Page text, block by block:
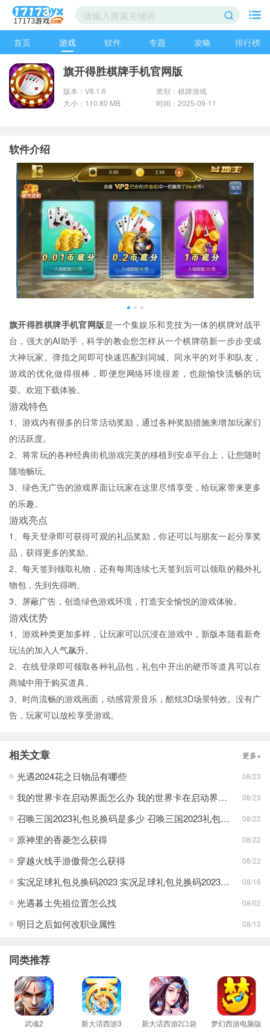
首页 游戏 软件 专题 攻略 排行榜
旗开得胜棋牌手机官网版
版本：V8.1.6
类别：棋牌游戏
大小：110.80 MB
时间：2025-09-11
软件介绍
旗开得胜棋牌手机官网版是一个集娱乐和竞技为一体的棋牌对战平
台，强大的AI助手，科学的教会您怎样从一个棋牌萌新一步步变成
大神玩家。弹指之间即可快速匹配到同城、同水平的对手和队友，
游戏的优化做得很棒，即便您网络环境很差，也能愉快流畅的玩
耍。欢迎下载体验。
游戏特色
1、游戏内有很多的日常活动奖励，通过各种奖励措施来增加玩家们
的活跃度。
2、将常玩的各种经典街机游戏完美的移植到安卓平台上，让您随时
随地畅玩。
3、绿色无广告的游戏界面让玩家在这里尽情享受，给玩家带来更多
的乐趣。
游戏亮点
1、每天登录即可获得可观的礼品奖励，你还可以与朋友一起分享奖
品，获得更多的奖励。
2、每天签到领取礼物，还有每周连续七天签到后可以领取的额外礼
物包，先到先得哟。
3、屏蔽广告，创造绿色游戏环境，打造安全愉悦的游戏体验。
游戏优势
1、游戏种类更加多样，让玩家可以沉浸在游戏中，新版本随着新奇
玩法的加入人气飙升。
2、在线登录即可领取各种礼品包，礼包中开出的硬币等道具可以在
商城中用于购买道具。
3、时尚流畅的游戏画面，动感背景音乐，酷炫3D场景特效。没有广
告，玩家可以放松享受游戏。
相关文章 更多+
光遇2024花之日物品有哪些 08/23
我的世界卡在启动界面怎么办 我的世界卡在启动界面方法分享 08/23
召唤三国2023礼包兑换码是多少 召唤三国2023礼包兑换码最新一览 08/22
原神里的香菱怎么获得 08/22
穿越火线手游傲骨怎么获得 08/22
实况足球礼包兑换码2023 实况足球礼包兑换码2023最新一览 08/16
光遇暮土先祖位置怎么找 08/02
明日之后如何改职业属性 08/13
同类推荐
武魂2
新大话西游3
新大话西游2口袋
梦幻西游电脑版